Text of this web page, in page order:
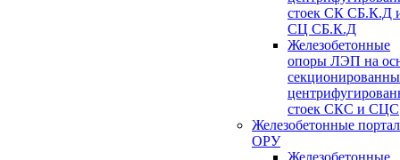
стоек СК СБ.К.Д
СЦ СБ.К.Д
Железобетонные
опоры ЛЭП на
стоек СКС и СЦС
Железобетонные
ОРУ
Железобетонные